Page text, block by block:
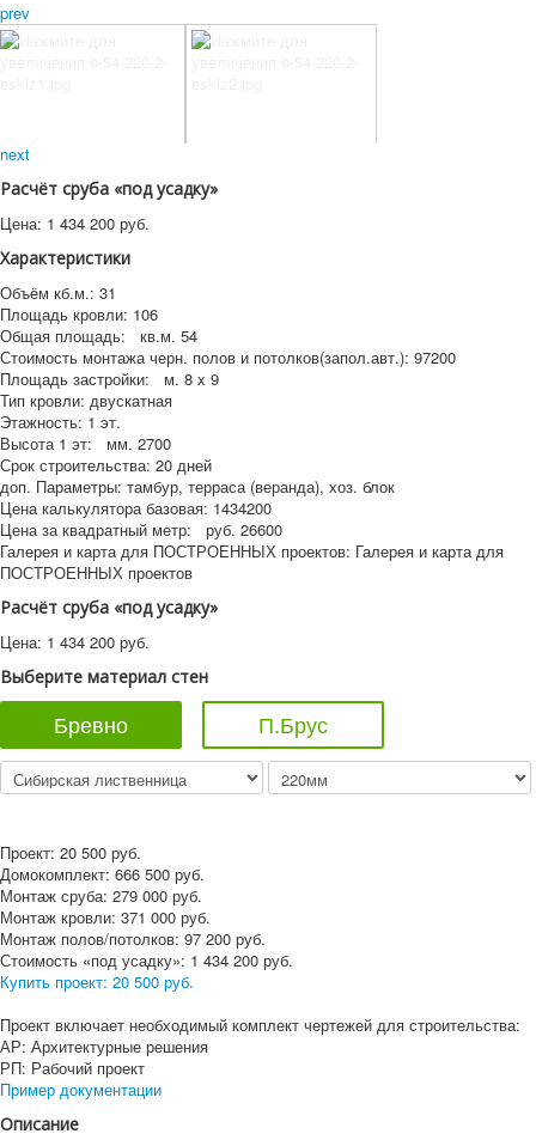
prev
next
Расчёт сруба «под усадку»
Цена: 1 434 200 руб.
Характеристики
Объём кб.м.: 31
Площадь кровли: 106
Общая площадь:
кв.м. 54
Стоимость монтажа черн. полов и потолков(запол.авт.): 97200
Площадь застройки:
м. 8 x 9
Тип кровли: двускатная
Этажность: 1 эт.
Высота 1 эт:
мм. 2700
Срок строительства: 20 дней
доп. Параметры: тамбур, терраса (веранда), хоз. блок
Цена калькулятора базовая: 1434200
Цена за квадратный метр:
руб. 26600
Галерея и карта для ПОСТРОЕННЫХ проектов: Галерея и карта для
ПОСТРОЕННЫХ проектов
Расчёт сруба «под усадку»
Цена: 1 434 200 руб.
Выберите материал стен
Бревно П.Брус
Проект: 20 500 руб.
Домокомплект: 666 500 руб.
Монтаж сруба: 279 000 руб.
Монтаж кровли: 371 000 руб.
Монтаж полов/потолков: 97 200 руб.
Стоимость «под усадку»: 1 434 200 руб.
Купить проект: 20 500 руб.
Проект включает необходимый комплект чертежей для строительства:
АР: Архитектурные решения
РП: Рабочий проект
Пример документации
Описание